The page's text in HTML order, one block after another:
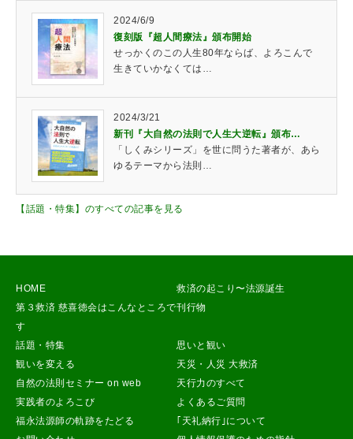
2024/6/9
復刻版『超人間療法』頒布開始
せっかくのこの人生80年ならば、よろこんで
生きていかなくては…
2024/3/21
新刊『大自然の法則で人生大逆転』頒布…
「しくみシリーズ」を世に問うた著者が、あら
ゆるテーマから法則…
【話題・特集】のすべての記事を見る
HOME
救済の起こり〜法源誕生
第３救済 慈喜徳会はこんなところで
す
刊行物
話題・特集
思いと観い
観いを変える
天災・人災 大救済
自然の法則セミナー on web
天行力のすべて
実践者のよろこび
よくあるご質問
福永法源師の軌跡をたどる
｢天礼納行｣について